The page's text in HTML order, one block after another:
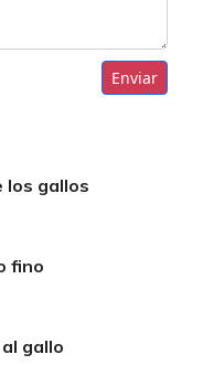
Enviar
los gallos
fino
gallo